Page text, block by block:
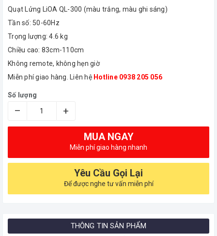
Quạt Lửng LiOA QL-300 (màu trắng, màu ghi sáng)
Tần số: 50-60Hz
Trọng lượng: 4.6 kg
Chiều cao: 83cm-110cm
Không remote, không hẹn giờ
Miễn phí giao hàng. Liên hệ Hotline 0938 205 056
Số lượng
– +
MUA NGAY
Miễn phí giao hàng nhanh
Yêu Cầu Gọi Lại
Để được nghe tư vấn miễn phí
THÔNG TIN SẢN PHẨM